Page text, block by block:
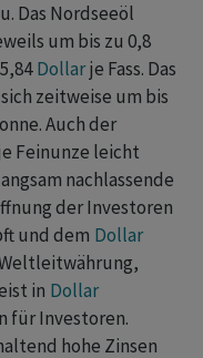
Das Nordseeöl
um bis zu 0,8
Dollarje Fass. Das
zeitweise um bis
Auch der
Feinunze leicht
nachlassende
der Investoren
und dem Dollar
in Dollar
für Investoren.
hohe Zinsen